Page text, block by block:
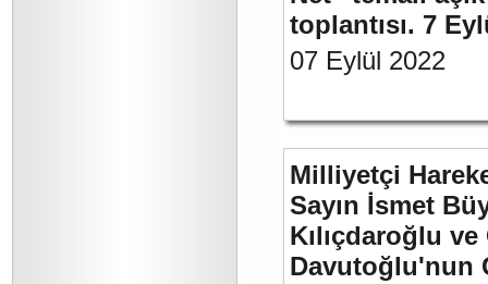
toplantısı. 7
07 Eylül 2022
Milliyetçi
Sayın İsmet
Kılıçdaroğlu
Davutoğlu'nun